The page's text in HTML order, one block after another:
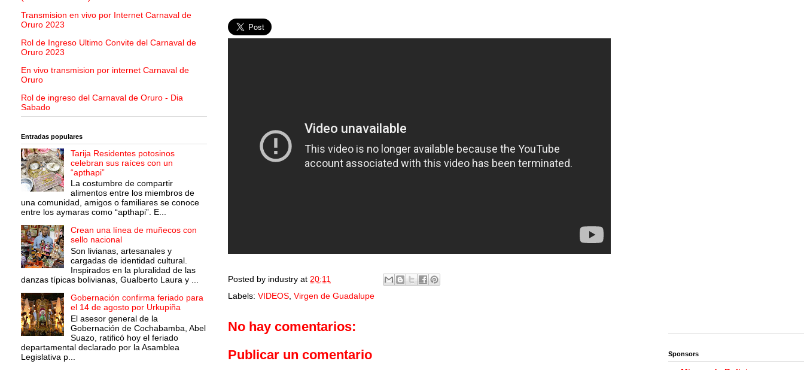
Posted by industry at 20:11
Labels: VIDEOS, Virgen de Guadalupe
No hay comentarios:
Publicar un comentario
Transmision en vivo por Internet Carnaval de
Oruro 2023
Rol de Ingreso Ultimo Convite del Carnaval de
Oruro 2023
En vivo transmision por internet Carnaval de
Oruro
Rol de ingreso del Carnaval de Oruro - Dia
Sabado
Entradas populares
Tarija Residentes potosinos
celebran sus raíces con un
“apthapi”
La costumbre de compartir
alimentos entre los miembros de
una comunidad, amigos o familiares se conoce
entre los aymaras como “apthapi”. E...
Crean una línea de muñecos con
sello nacional
Son livianas, artesanales y
cargadas de identidad cultural.
Inspirados en la pluralidad de las
danzas típicas bolivianas, Gualberto Laura y ...
Gobernación confirma feriado para
el 14 de agosto por Urkupiña
El asesor general de la
Gobernación de Cochabamba, Abel
Suazo, ratificó hoy el feriado
departamental declarado por la Asamblea
Legislativa p...
Sponsors